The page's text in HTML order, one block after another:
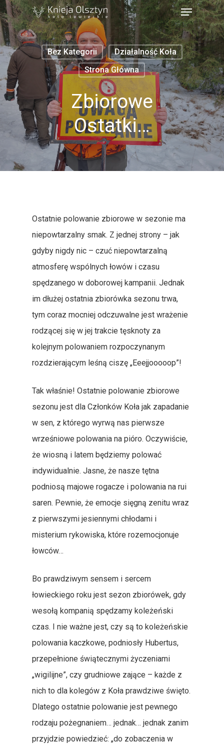
Bez Kategorii
Działalność Koła
Strona Główna
Zbiorowe
Ostatki…
Ostatnie polowanie zbiorowe w sezonie ma
niepowtarzalny smak. Z jednej strony – jak
gdyby nigdy nic – czuć niepowtarzalną
atmosferę wspólnych łowów i czasu
spędzanego w doborowej kampanii. Jednak
im dłużej ostatnia zbiorówka sezonu trwa,
tym coraz mocniej odczuwalne jest wrażenie
rodzącej się w jej trakcie tęsknoty za
kolejnym polowaniem rozpoczynanym
rozdzierającym leśną ciszę „Eeejjooooop”!
Tak właśnie! Ostatnie polowanie zbiorowe
sezonu jest dla Członków Koła jak zapadanie
w sen, z którego wyrwą nas pierwsze
wrześniowe polowania na pióro. Oczywiście,
że wiosną i latem będziemy polować
indywidualnie. Jasne, że nasze tętna
podniosą majowe rogacze i polowania na rui
saren. Pewnie, że emocje sięgną zenitu wraz
z pierwszymi jesiennymi chłodami i
misterium rykowiska, które rozemocjonuje
łowców…
Bo prawdziwym sensem i sercem
łowieckiego roku jest sezon zbiorówek, gdy
wesołą kompanią spędzamy koleżeński
czas. I nie ważne jest, czy są to koleżeńskie
polowania kaczkowe, podniosły Hubertus,
przepełnione świątecznymi życzeniami
„wigilijne”, czy grudniowe zające – każde z
nich to dla kolegów z Koła prawdziwe święto.
Dlatego ostatnie polowanie jest pewnego
rodzaju pożegnaniem… jednak… jednak zanim
przyjdzie powiedzieć: „do zobaczenia w